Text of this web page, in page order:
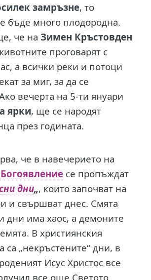
замръзне, то
бъде много плодородна.
че на Зимен Кръстовден
проговарят с
а всички реки и потоци
за миг, за да се
вечерта на 5-ти януари
ярки, ще се народят
през годината.
че в навечерието на
Богоявление се пропъждат
дни„, които започват на
и свършват днес. Смята
дни има хаос, а демоните
В християнския
са „некръстените“ дни, в
Исус Христос все
все още Светото